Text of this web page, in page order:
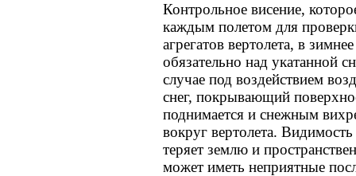
Контрольное висение,
каждым полетом для
агрегатов вертолета, в
обязательно над укатанной
случае под воздействием
снег, покрывающий
поднимается и снежным
вокруг вертолета.
теряет землю и
может иметь неприятные